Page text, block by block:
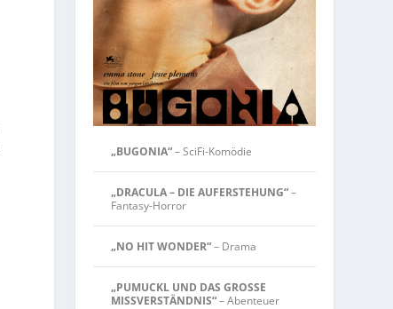
„BUGONIA“– SciFi-Komödie
„DRACULA – DIE AUFERSTEHUNG“–
Fantasy-Horror
„NO HIT WONDER“– Drama
„PUMUCKL UND DAS GROSSE
MISSVERSTÄNDNIS“– Abenteuer